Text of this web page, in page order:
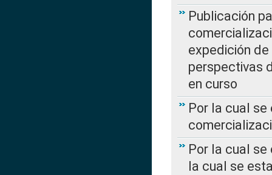
Publicación
expedición de
perspectivas
en curso
Por la cual
Por la cual se
la cual se